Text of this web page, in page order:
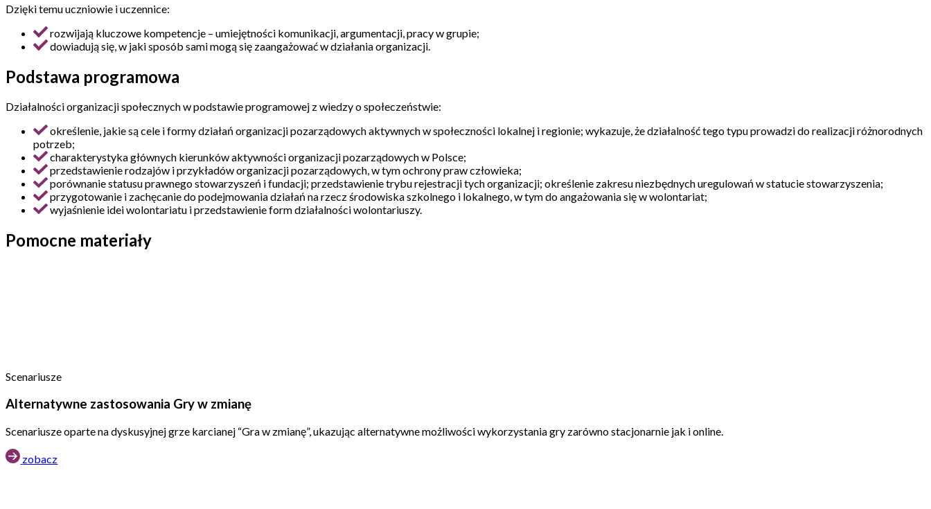
Dzięki temu uczniowie i uczennice:
rozwijają kluczowe kompetencje – umiejętności komunikacji, argumentacji, pracy w grupie;
dowiadują się, w jaki sposób sami mogą się zaangażować w działania organizacji.
Podstawa programowa
Działalności organizacji społecznych w podstawie programowej z wiedzy o społeczeństwie:
określenie, jakie są cele i formy działań organizacji pozarządowych aktywnych w społeczności lokalnej i regionie; wykazuje, że działalność tego typu prowadzi do realizacji różnorodnych
potrzeb;
charakterystyka głównych kierunków aktywności organizacji pozarządowych w Polsce;
przedstawienie rodzajów i przykładów organizacji pozarządowych, w tym ochrony praw człowieka;
porównanie statusu prawnego stowarzyszeń i fundacji; przedstawienie trybu rejestracji tych organizacji; określenie zakresu niezbędnych uregulowań w statucie stowarzyszenia;
przygotowanie i zachęcanie do podejmowania działań na rzecz środowiska szkolnego i lokalnego, w tym do angażowania się w wolontariat;
wyjaśnienie idei wolontariatu i przedstawienie form działalności wolontariuszy.
Pomocne materiały
Scenariusze
Alternatywne zastosowania Gry w zmianę
Scenariusze oparte na dyskusyjnej grze karcianej “Gra w zmianę”, ukazując alternatywne możliwości wykorzystania gry zarówno stacjonarnie jak i online.
zobacz